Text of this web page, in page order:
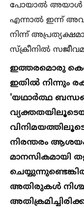
പോയാല്‍ അയാള്‍
എന്നാല്‍ ഇന്ന്
നിന്ന്
സ്‌ക്രീനില്‍
ഇത്തരമൊരു
ഇതില്‍ നിന്നും
'യഥാര്‍ത്ഥ
നിരന്തരം
മാനസികമായി
അതിരുകള്‍